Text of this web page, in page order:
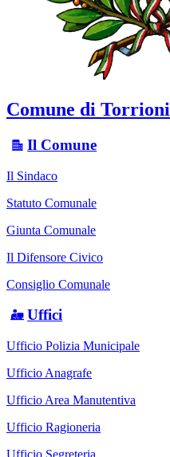
Comune di Torrioni
Il Comune
Il Sindaco
Statuto Comunale
Giunta Comunale
Il Difensore Civico
Consiglio Comunale
Uffici
Ufficio Polizia Municipale
Ufficio Anagrafe
Ufficio Area Manutentiva
Ufficio Ragioneria
Ufficio Segreteria